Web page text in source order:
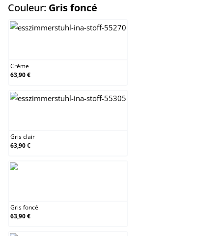
Couleur: Gris foncé
Crème
63,90 €
Gris clair
63,90 €
Gris foncé
63,90 €